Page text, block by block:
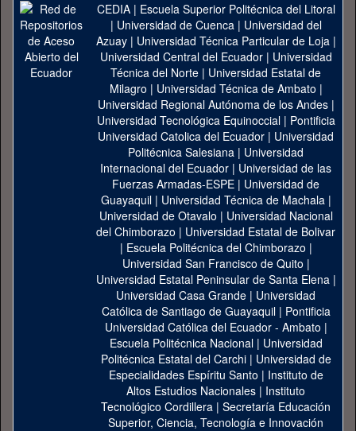
CEDIA| Escuela Superior Politécnica del Litoral
| Universidad de Cuenca| Universidad del
Azuay| Universidad Técnica Particular de Loja|
Universidad Central del Ecuador| Universidad
Técnica del Norte | Universidad Estatal de
Milagro | Universidad Técnica de Ambato |
Universidad Regional Autónoma de los Andes|
Universidad Tecnológica Equinoccial| Pontificia
Universidad Catolica del Ecuador | Universidad
Politécnica Salesiana | Universidad
Internacional del Ecuador | Universidad de las
Fuerzas Armadas-ESPE | Universidad de
Guayaquil| Universidad Técnica de Machala|
Universidad de Otavalo | Universidad Nacional
del Chimborazo | Universidad Estatal de Bolivar
| Escuela Politécnica del Chimborazo |
Universidad San Francisco de Quito |
Universidad Estatal Peninsular de Santa Elena|
Universidad Casa Grande | Universidad
Católica de Santiago de Guayaquil| Pontificia
Universidad Católica del Ecuador - Ambato |
Escuela Politécnica Nacional| Universidad
Politécnica Estatal del Carchi| Universidad de
Especialidades Espíritu Santo | Instituto de
Altos Estudios Nacionales | Instituto
Tecnológico Cordillera | Secretaría Educación
Superior, Ciencia, Tecnología e Innovación